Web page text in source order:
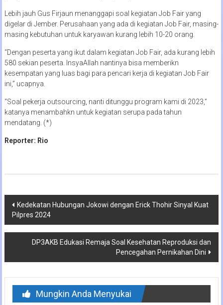
Lebih jauh Gus Firjaun menanggapi soal kegiatan Job Fair yang
digelar di Jember. Perusahaan yang ada di kegiatan Job Fair, masing-
masing kebutuhan untuk karyawan kurang lebih 10-20 orang.
“Dengan peserta yang ikut dalam kegiatan Job Fair, ada kurang lebih
580 sekian peserta. InsyaAllah nantinya bisa memberikn
kesempatan yang luas bagi para pencari kerja di kegiatan Job Fair
ini,” ucapnya.
“Soal pekerja outsourcing, nanti ditunggu program kami di 2023,”
katanya menambahkn untuk kegiatan serupa pada tahun
mendatang. (*)
Reporter: Rio
Navigasi
pos
Kedekatan Hubungan Jokowi dengan Erick Thohir Sinyal Kuat
Pilpres 2024
DP3AKB Edukasi Remaja Soal Kesehatan Reproduksi dan
Pencegahan Pernikahan Dini
Mungkin Anda Menyukai